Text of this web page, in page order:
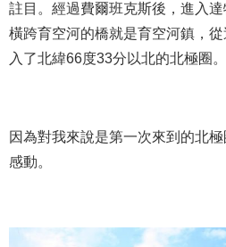
註目。經過費爾班克斯後，進入
橫跨育空河的橋就是育空河鎮，
入了北緯66度33分以北的北極圈。
因為對我來說是第一次來到的北極
感動。